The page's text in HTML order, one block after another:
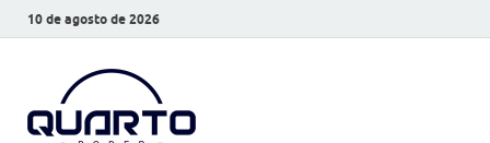
10 de agosto de 2026